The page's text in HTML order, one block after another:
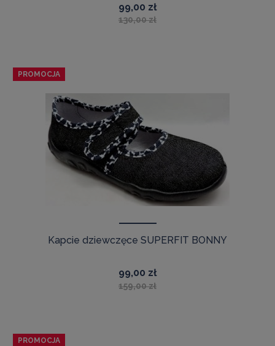
99,00 zł
130,00 zł
Kapcie dziewczęce SUPERFIT BONNY
99,00 zł
159,00 zł
PROMOCJA
PROMOCJA